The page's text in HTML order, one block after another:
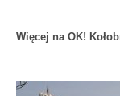
Więcej na OK!